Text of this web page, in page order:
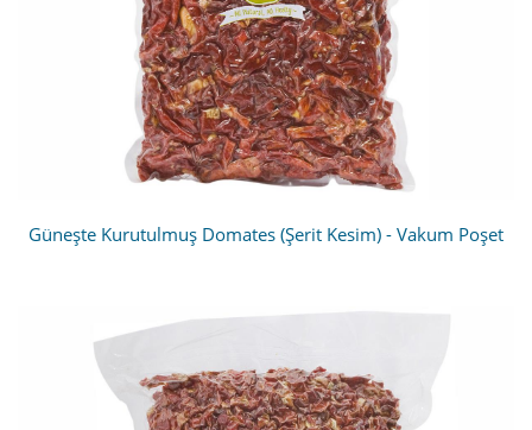
Güneşte Kurutulmuş Domates (Şerit Kesim) - Vakum Poşet